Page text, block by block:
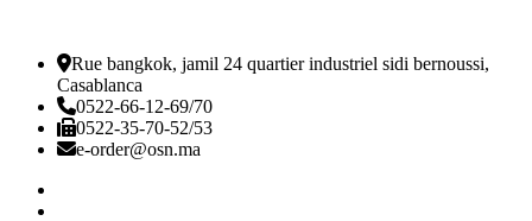
Rue bangkok, jamil 24 quartier industriel sidi bernoussi,
Casablanca
0522-66-12-69/70
0522-35-70-52/53
e-order@osn.ma